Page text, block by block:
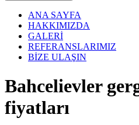
ANA SAYFA
HAKKIMIZDA
GALERİ
REFERANSLARIMIZ
BİZE ULAŞIN
Bahcelievler
fiyatları